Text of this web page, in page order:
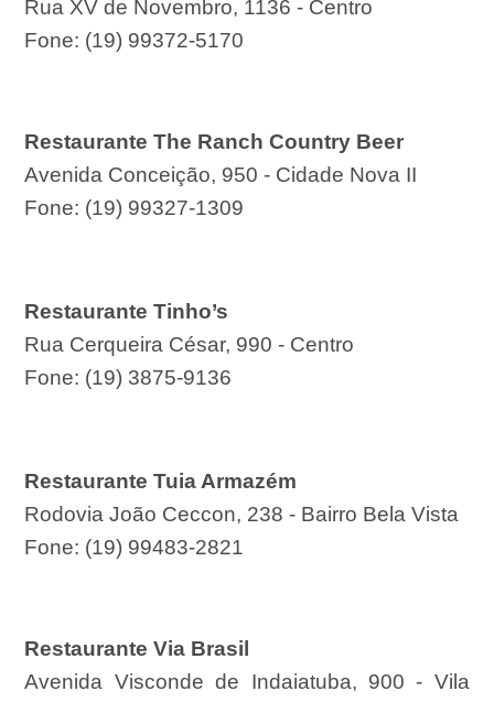
Rua XV de Novembro, 1136 - Centro
Fone: (19) 99372-5170
Restaurante The Ranch Country Beer
Avenida Conceição, 950 - Cidade Nova II
Fone: (19) 99327-1309
Restaurante Tinho’s
Rua Cerqueira César, 990 - Centro
Fone: (19) 3875-9136
Restaurante Tuia Armazém
Rodovia João Ceccon, 238 - Bairro Bela Vista
Fone: (19) 99483-2821
Restaurante Via Brasil
Avenida Visconde de Indaiatuba, 900 - Vila